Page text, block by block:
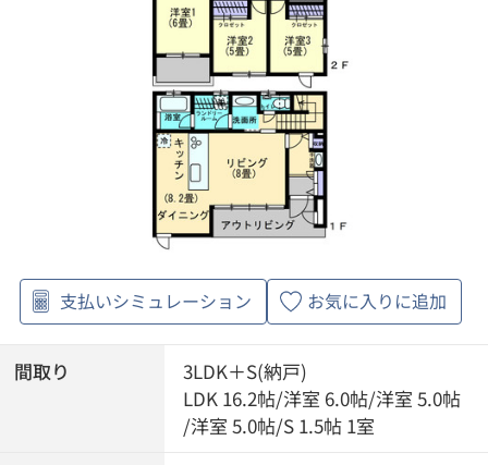
支払いシミュレーション お気に入りに追加
間取り
3LDK＋S(納戸)
LDK 16.2帖/洋室 6.0帖/洋室 5.0帖
/洋室 5.0帖/S 1.5帖 1室